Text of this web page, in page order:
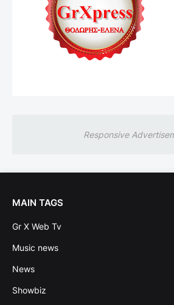
Responsive
MAIN TAGS
Gr X Web Tv
Music news
News
Showbiz